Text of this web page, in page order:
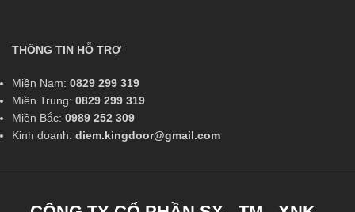
THÔNG TIN HỖ TRỢ
Miền Nam: 0829 299 319
Miền Trung: 0829 299 319
Miền Bắc: 0989 252 309
Kinh doanh: diem.kingdoor@gmail.com